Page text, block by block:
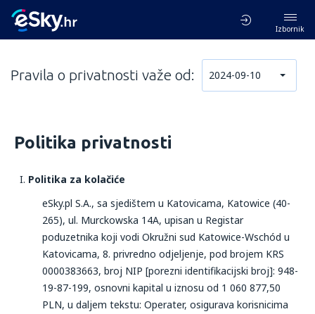
Izbornik
Pravila o privatnosti važe od: 2024-09-10
Politika privatnosti
Politika za kolačiće​
eSky.pl S.A., sa sjedištem u Katovicama, Katowice (40-
265), ul. Murckowska 14A, upisan u Registar
poduzetnika koji vodi Okružni sud Katowice-Wschód u
Katovicama, 8. privredno odjeljenje, pod brojem KRS
0000383663, broj NIP [porezni identifikacijski broj]: 948-
19-87-199, osnovni kapital u iznosu od 1 060 877,50
PLN, u daljem tekstu: Operater, osigurava korisnicima